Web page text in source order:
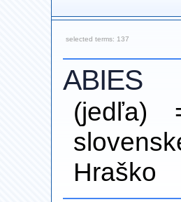
selected terms: 137
ABIES
(jedľa)
Hraško